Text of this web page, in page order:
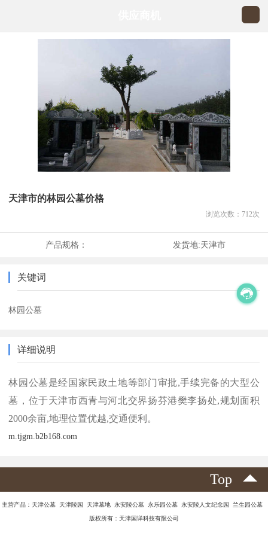
天津市的林园公墓价格
浏览次数： 712次
产品规格： 发货地:天津市
关键词
林园公墓
详细说明
林园公墓是经国家民政土地等部门审批,手续完备的大型公
墓，位于天津市西青与河北交界扬芬港樊李扬处,规划面积
2000余亩,地理位置优越,交通便利。
m.tjgm.b2b168.com
Top
主营产品：天津公墓 天津陵园 天津墓地 永安陵公墓 永乐园公墓 永安陵人文纪念园 兰生园公墓
版权所有：天津国详科技有限公司